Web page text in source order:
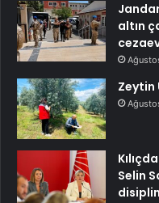
altın
Zeytin
Selin